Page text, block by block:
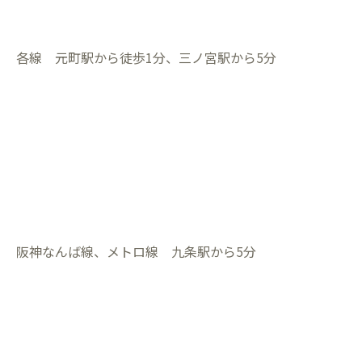
各線 元町駅から徒歩1分、三ノ宮駅から5分
阪神なんば線、メトロ線 九条駅から5分